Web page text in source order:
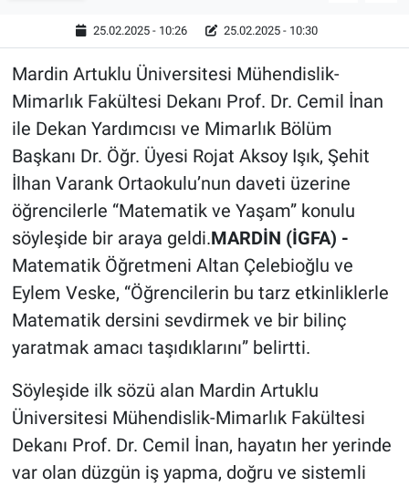
25.02.2025 - 10:26 25.02.2025 - 10:30
Mardin Artuklu Üniversitesi Mühendislik-
Mimarlık Fakültesi Dekanı Prof. Dr. Cemil İnan
ile Dekan Yardımcısı ve Mimarlık Bölüm
Başkanı Dr. Öğr. Üyesi Rojat Aksoy Işık, Şehit
İlhan Varank Ortaokulu’nun daveti üzerine
öğrencilerle “Matematik ve Yaşam” konulu
söyleşide bir araya geldi.MARDİN (İGFA) -
Matematik Öğretmeni Altan Çelebioğlu ve
Eylem Veske, “Öğrencilerin bu tarz etkinliklerle
Matematik dersini sevdirmek ve bir bilinç
yaratmak amacı taşıdıklarını” belirtti.
Söyleşide ilk sözü alan Mardin Artuklu
Üniversitesi Mühendislik-Mimarlık Fakültesi
Dekanı Prof. Dr. Cemil İnan, hayatın her yerinde
var olan düzgün iş yapma, doğru ve sistemli